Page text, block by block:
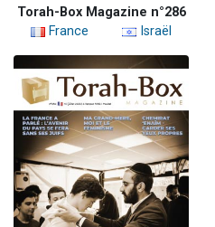
Torah-Box Magazine n°286
France
Israël